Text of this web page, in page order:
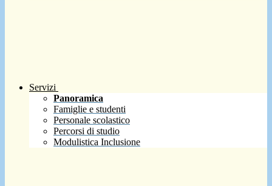
Servizi
Panoramica
Famiglie e studenti
Personale scolastico
Percorsi di studio
Modulistica Inclusione